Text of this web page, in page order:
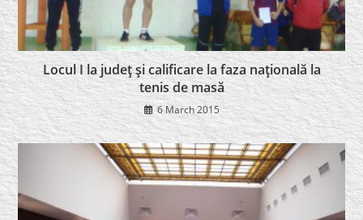
Locul I la judeţ şi calificare la faza naţională la
tenis de masă
6 March 2015